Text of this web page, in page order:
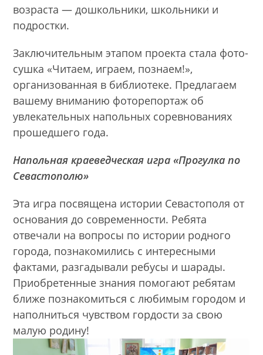
возраста — дошкольники, школьники и
подростки.
Заключительным этапом проекта стала фото-
сушка «Читаем, играем, познаем!»,
организованная в библиотеке. Предлагаем
вашему вниманию фоторепортаж об
увлекательных напольных соревнованиях
прошедшего года.
Напольная краеведческая игра «Прогулка по
Севастополю»
Эта игра посвящена истории Севастополя от
основания до современности. Ребята
отвечали на вопросы по истории родного
города, познакомились с интересными
фактами, разгадывали ребусы и шарады.
Приобретенные знания помогают ребятам
ближе познакомиться с любимым городом и
наполниться чувством гордости за свою
малую родину!